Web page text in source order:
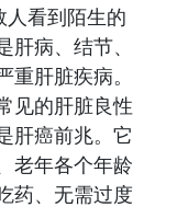
人看到陌生的
肝病、结节、
重肝脏疾病。
见的肝脏良性
肝癌前兆。它
老年各个年龄
药、无需过度